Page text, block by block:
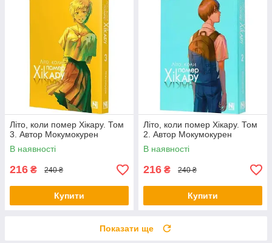
Літо, коли помер Хікару. Том
3. Автор Мокумокурен
В наявності
216 ₴ 240 ₴
Купити
Літо, коли помер Хікару. Том
2. Автор Мокумокурен
В наявності
216 ₴ 240 ₴
Купити
Показати ще